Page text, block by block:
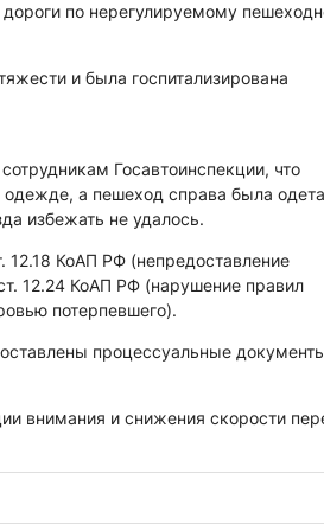
по нерегулируемому
и была госпитализирована
Госавтоинспекции, что
а пешеход справа была одета
избежать не удалось.
12.18 КоАП РФ (непредоставление
12.24 КоАП РФ (нарушение правил
потерпевшего).
процессуальные
внимания и снижения скорости